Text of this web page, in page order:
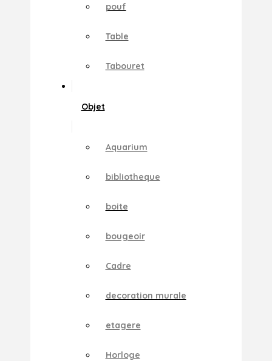
pouf
Table
Tabouret
Objet
Aquarium
bibliotheque
boite
bougeoir
Cadre
decoration murale
etagere
Horloge